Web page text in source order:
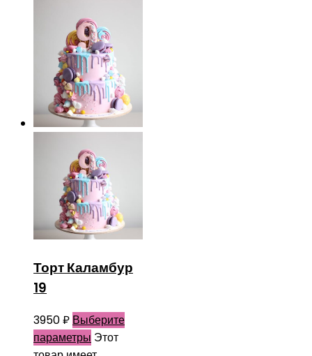
Торт Каламбур
19
3950₽ Выберите
параметры Этот